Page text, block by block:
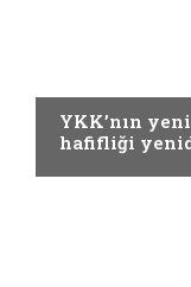
YKK’nın
hafifliği